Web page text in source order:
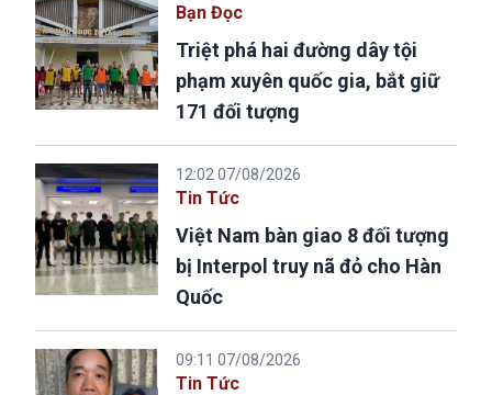
Bạn Đọc
Triệt phá hai đường dây tội
phạm xuyên quốc gia, bắt giữ
171 đối tượng
12:02 07/08/2026
Tin Tức
Việt Nam bàn giao 8 đối tượng
bị Interpol truy nã đỏ cho Hàn
Quốc
09:11 07/08/2026
Tin Tức